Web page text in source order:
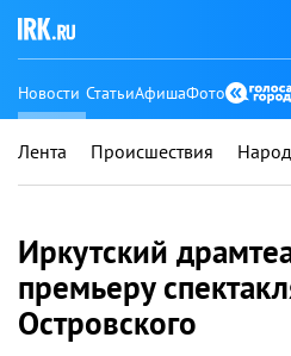
Новости СтатьиАфишаФото
Лента Происшествия
Иркутский
премьеру
Островского